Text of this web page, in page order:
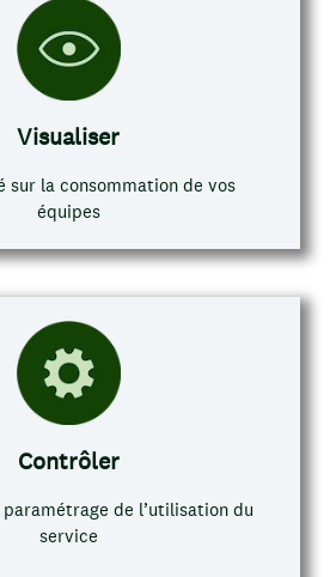
Visualiser
sur la consommation de vos
équipes
Contrôler
de l’utilisation du
service